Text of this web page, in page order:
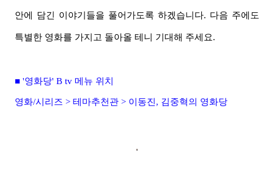
안에 담긴 이야기들을 풀어가도록 하겠습니다. 다음 주에도
특별한 영화를 가지고 돌아올 테니 기대해 주세요.
■ '영화당' B tv 메뉴 위치
영화/시리즈 > 테마추천관 > 이동진, 김중혁의 영화당